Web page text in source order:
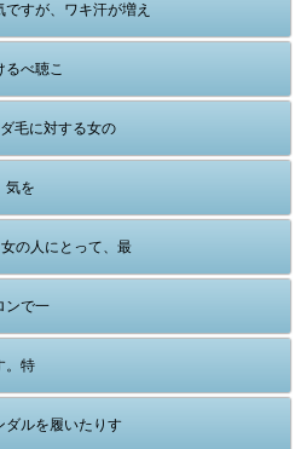
すが、ワキ汗が増え
るべ聴こ
毛に対する女の
気を
の人にとって、最
ンで一
。特
ダルを履いたりす